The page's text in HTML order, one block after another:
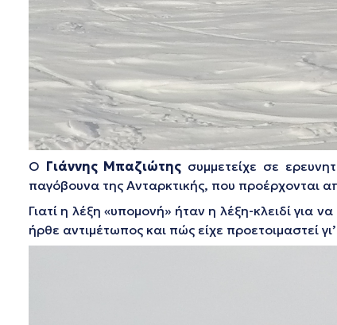
Ο Γιάννης Μπαζιώτης συμμετείχε σε
παγόβουνα της Ανταρκτικής, που προέρχονται
Γιατί η λέξη «υπομονή» ήταν η λέξη-κλειδί για
ήρθε αντιμέτωπος και πώς είχε προετοιμαστεί